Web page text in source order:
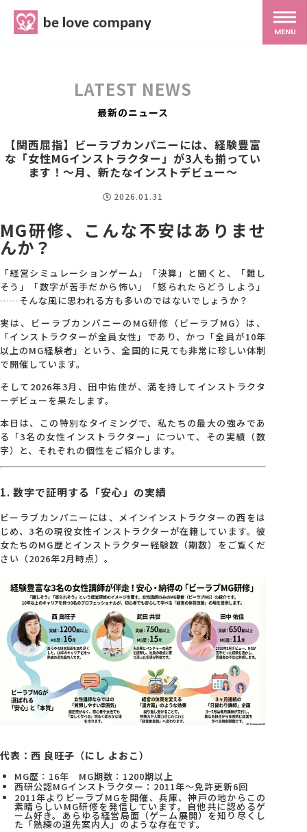
MENU
SNS広報
スタッフ紹介
最新ブログ
会社概要
採用情報
お問い合わせ
LATEST NEWS
最新のニュース
【関西屈指】ビーラブカンパニーには、経験豊富
な「女性MGインストラクター」が3人も揃ってい
ます！〜月、新たなインストデビュー〜
2026.01.31
MG研修、こんな不安はありませ
んか？
「経営シミュレーションゲーム」「決算」と聞くと、「難し
そう」「数字が苦手だから怖い」「怒られたらどうしよう」
……そんな風に思われる方も多いのではないでしょうか？
実は、ビーラブカンパニーのMG研修（ビーラブMG）は、
「インストラクターが全員女性」であり、かつ「全員が10年
以上のMG経験者」という、全国的に見ても非常に珍しい体制
で開催しています。
そして2026年3月、田中佑佳が、満を持してインストラクタ
ーデビューを果たします。
本日は、この特別なタイミングで、私たちの最大の強みであ
る「3名の女性インストラクター」について、その実績（数
字）と、それぞれの個性をご紹介します。
1. 数字で証明する「安心」の実績
ビーラブカンパニーには、メインインストラクターの西をは
じめ、3名の現役女性インストラクターが在籍しています。彼
女たちのMG歴とインストラクター経験数（期数）をご覧くだ
さい（2026年2月時点）。
代表：西 良旺子（にし よおこ）
MG歴：16年 MG期数：1200期以上
西研公認MGインストラクター：2011年～免許更新6回
2011年よりビーラブMGを開催、兵庫、神戸の地からこの
素晴らしいMG研修を発信しています。自他共に認めるゲ
ーム好き。あらゆる経営局面（ゲーム展開）を知り尽くし
た「熟練の道先案内人」のような存在です。